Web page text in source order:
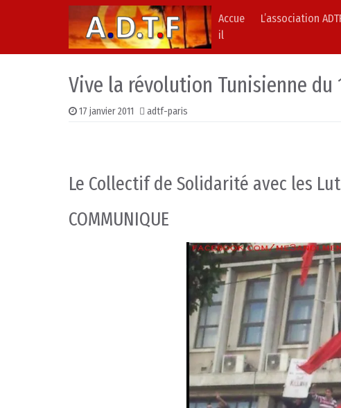
Skip to content
Main Navigation
Accue
il
L’association
Vive la révolution Tunisienne du
17 janvier 2011 adtf-paris
Le Collectif de Solidarité avec les
COMMUNIQUE